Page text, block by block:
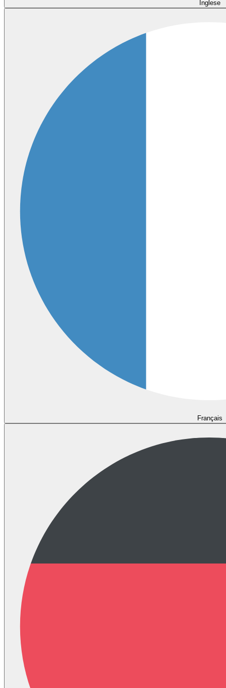
Inglese
Français